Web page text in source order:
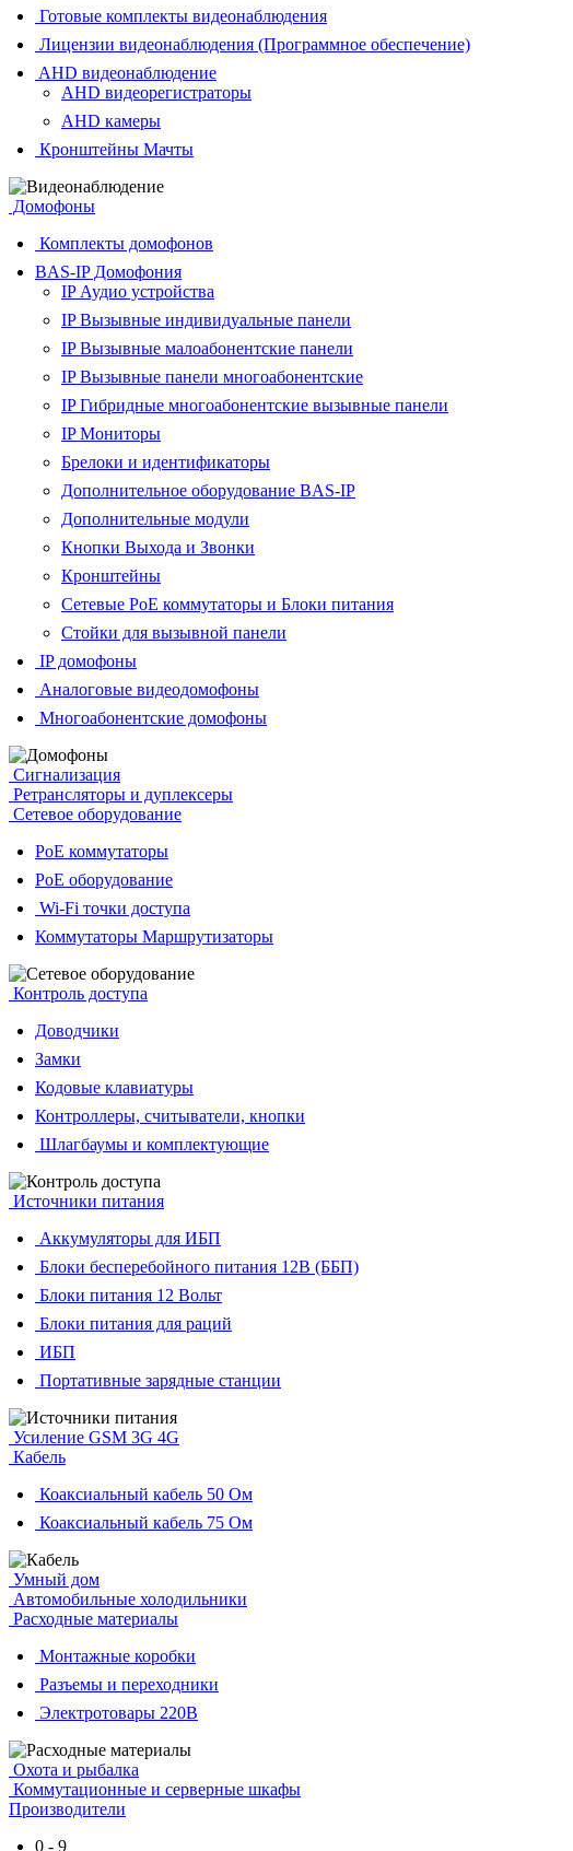
Готовые комплекты видеонаблюдения
Лицензии видеонаблюдения (Программное обеспечение)
AHD видеонаблюдение
AHD видеорегистраторы
AHD камеры
Кронштейны Мачты
Домофоны
Комплекты домофонов
BAS-IP Домофония
IP Аудио устройства
IP Вызывные индивидуальные панели
IP Вызывные малоабонентские панели
IP Вызывные панели многоабонентские
IP Гибридные многоабонентские вызывные панели
IP Мониторы
Брелоки и идентификаторы
Дополнительное оборудование BAS-IP
Дополнительные модули
Кнопки Выхода и Звонки
Кронштейны
Сетевые PoE коммутаторы и Блоки питания
Стойки для вызывной панели
IP домофоны
Аналоговые видеодомофоны
Многоабонентские домофоны
Сигнализация
Ретрансляторы и дуплексеры
Сетевое оборудование
PoE коммутаторы
PoE оборудование
Wi-Fi точки доступа
Коммутаторы Маршрутизаторы
Контроль доступа
Доводчики
Замки
Кодовые клавиатуры
Контроллеры, считыватели, кнопки
Шлагбаумы и комплектующие
Источники питания
Аккумуляторы для ИБП
Блоки бесперебойного питания 12В (ББП)
Блоки питания 12 Вольт
Блоки питания для раций
ИБП
Портативные зарядные станции
Усиление GSM 3G 4G
Кабель
Коаксиальный кабель 50 Ом
Коаксиальный кабель 75 Ом
Умный дом
Автомобильные холодильники
Расходные материалы
Монтажные коробки
Разъемы и переходники
Электротовары 220В
Охота и рыбалка
Коммутационные и серверные шкафы
Производители
0 - 9